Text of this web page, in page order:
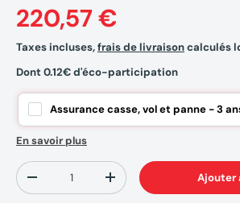
220,57 €
Taxes incluses,frais de livraisoncalculés
Dont 0.12€ d'éco-participation
Assurance casse, vol et panne - 3
En savoir plus
Qté
-
+ Ajouter